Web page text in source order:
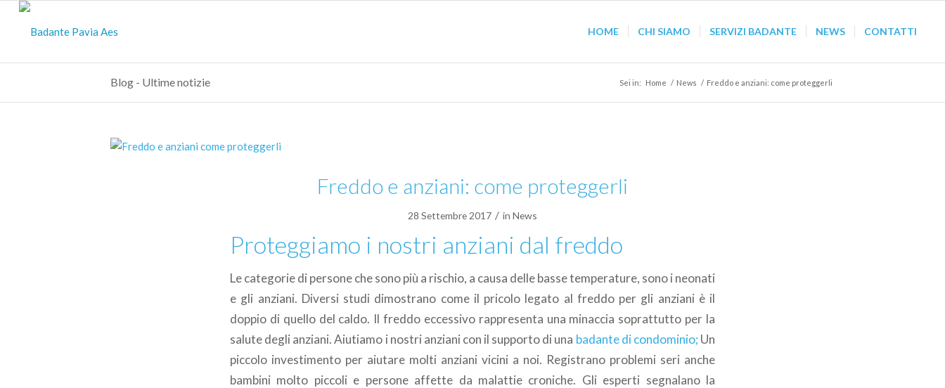
HOME CHI SIAMO SERVIZI BADANTE NEWS CONTATTI
Blog - Ultime notizie Sei in: Home / News / Freddo e anziani: come proteggerli
Freddo e anziani: come proteggerli
28 Settembre 2017 / in News
Proteggiamo i nostri anziani dal freddo
Le categorie di persone che sono più a rischio, a causa delle basse temperature, sono i neonati
e gli anziani. Diversi studi dimostrano come il pricolo legato al freddo per gli anziani è il
doppio di quello del caldo. Il freddo eccessivo rappresenta una minaccia soprattutto per la
salute degli anziani. Aiutiamo i nostri anziani con il supporto di una badante di condominio;Un
piccolo investimento per aiutare molti anziani vicini a noi. Registrano problemi seri anche
bambini molto piccoli e persone affette da malattie croniche. Gli esperti segnalano la